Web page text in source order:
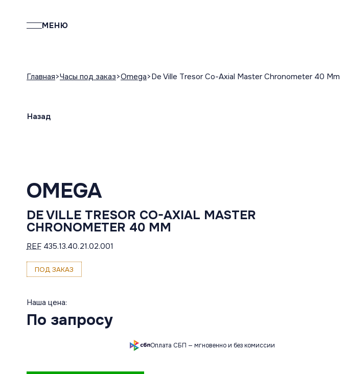
МЕНЮ
Главная Часы под заказ Omega De Ville Tresor Co-Axial Master Chronometer 40 Mm
Назад
OMEGA
DE VILLE TRESOR CO-AXIAL MASTER
CHRONOMETER 40 MM
REF 435.13.40.21.02.001
ПОД ЗАКАЗ
Наша цена:
По запросу
Оплата СБП — мгновенно и без комиссии